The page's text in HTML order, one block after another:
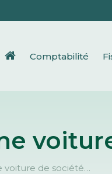
Comptabilité
voiture de société…